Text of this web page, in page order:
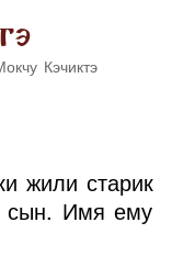
Кэчиктэ
жили старик
сын. Имя ему